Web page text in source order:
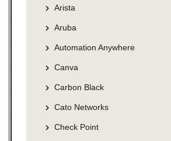
Arista
Aruba
Automation Anywhere
Canva
Carbon Black
Cato Networks
Check Point